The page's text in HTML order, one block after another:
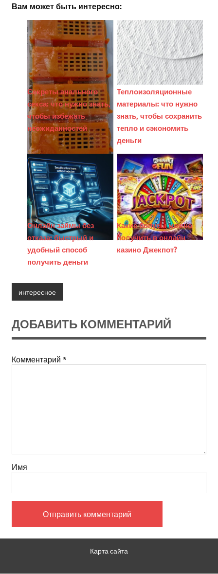
Вам может быть интересно:
Секреты анального
секса: что нужно знать,
чтобы избежать
неожиданностей
Теплоизоляционные
материалы: что нужно
знать, чтобы сохранить
тепло и сэкономить
деньги
Онлайн займы без
отказа: быстрый и
удобный способ
получить деньги
Какие бонусы можно
получить в онлайн
казино Джекпот?
интересное
ДОБАВИТЬ КОММЕНТАРИЙ
Комментарий *
Имя
Карта сайта